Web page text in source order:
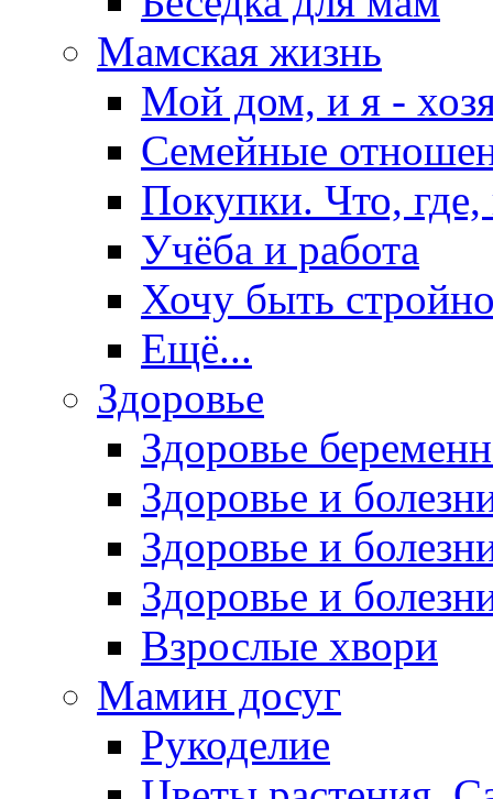
Мамская жизнь
Мой дом, и я -
Семейные
Покупки. Что, где,
Учёба и работа
Хочу быть
Ещё...
Здоровье
Здоровье
Здоровье и
Здоровье и
Здоровье и
Взрослые хвори
Мамин досуг
Рукоделие